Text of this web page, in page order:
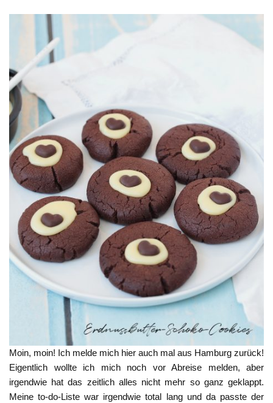
Moin, moin! Ich melde mich hier auch mal aus Hamburg zurück!
Eigentlich wollte ich mich noch vor Abreise melden, aber
irgendwie hat das zeitlich alles nicht mehr so ganz geklappt.
Meine to-do-Liste war irgendwie total lang und da passte der